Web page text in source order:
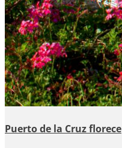
Puerto de la Cruz florece